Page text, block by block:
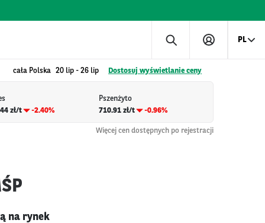
PL
cała Polska 20 lip - 26 lip Dostosuj wyświetlanie ceny
zł/t
-2.40%
Pszenżyto
710.91 zł/t
-0.96%
Więcej cen dostępnych po rejestracji
na rynek